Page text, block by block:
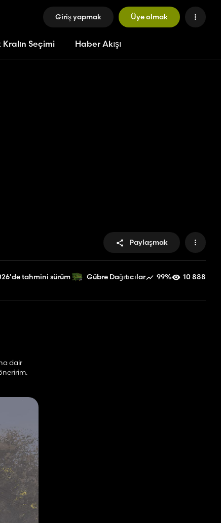
Giriş yapmak Üye olmak
Kralın Seçimi Haber Akışı
Paylaşmak
tahmini sürüm Gübre Dağıtıcılar 99% 10 888
dair